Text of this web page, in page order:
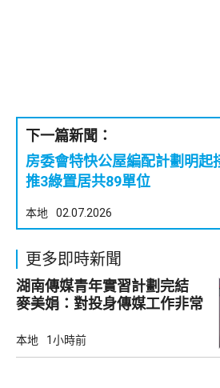
下一篇新聞：
房委會特快公屋編配計劃明
推3綠置居共89單位
本地 02.07.2026
更多即時新聞
湖南傳媒青年實習計劃完結
麥美娟：對投身傳媒工作非常
本地 1小時前